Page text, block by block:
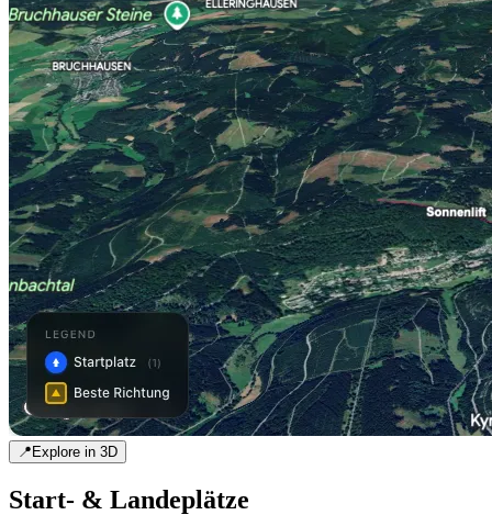
📍Explore in 3D
Start- & Landeplätze